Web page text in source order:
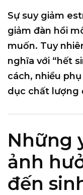
Sự suy giảm
giảm đàn hồi
muốn. Tuy
nghĩa với “hết
cách, nhiều
dục chất lượng
Những
ảnh
đến